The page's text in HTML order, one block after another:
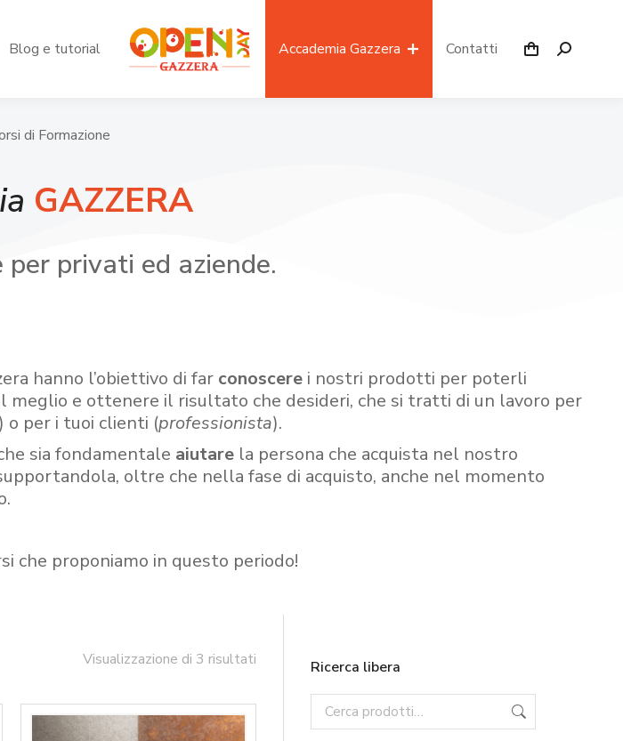
Blog e tutorial Accademia Gazzera Contatti
di Formazione
GAZZERA
privati ed aziende.
hanno l’obiettivo di far conoscerei nostri prodotti per poterli
meglio e ottenere il risultato che desideri, che si tratti di un lavoro per
o per i tuoi clienti (professionista).
sia fondamentale aiutare la persona che acquista nel nostro
oltre che nella fase di acquisto, anche nel momento
che proponiamo in questo periodo!
Visualizzazione di 3 risultati Ricerca libera